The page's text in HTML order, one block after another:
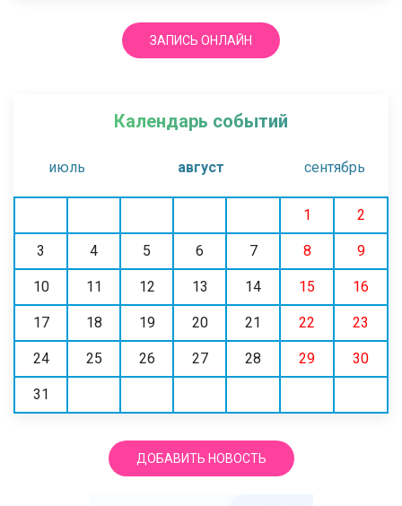
ЗАПИСЬ ОНЛАЙН
Календарь событий
июль август сентябрь
1 2
3 4 5 6 7 8 9
10 11 12 13 14 15 16
17 18 19 20 21 22 23
24 25 26 27 28 29 30
31
ДОБАВИТЬ НОВОСТЬ